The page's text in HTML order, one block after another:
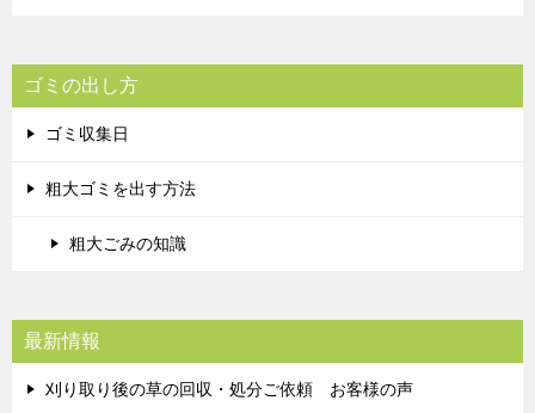
ゴミの出し方
ゴミ収集日
粗大ゴミを出す方法
粗大ごみの知識
最新情報
刈り取り後の草の回収・処分ご依頼 お客様の声